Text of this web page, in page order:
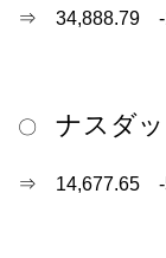
⇒ 34,888.79 -
〇 ナスダッ
⇒ 14,677.65 -